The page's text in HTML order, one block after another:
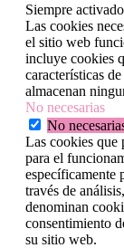
Siempre activado
Las cookies
el sitio web
incluye cookies
características
almacenan
No necesarias
No
Las cookies que
para el
específicamente
través de
denominan
consentimiento
su sitio web.